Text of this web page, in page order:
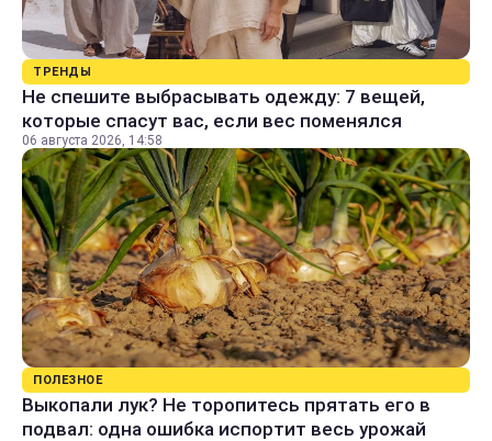
ТРЕНДЫ
Не спешите выбрасывать одежду: 7 вещей,
которые спасут вас, если вес поменялся
06 августа 2026, 14:58
ПОЛЕЗНОЕ
Выкопали лук? Не торопитесь прятать его в
подвал: одна ошибка испортит весь урожай